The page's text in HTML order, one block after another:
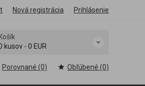
Nová registrácia Prihlásenie
Košík
kusov - 0 EUR
Porovnané (0) Obľúbené (0)